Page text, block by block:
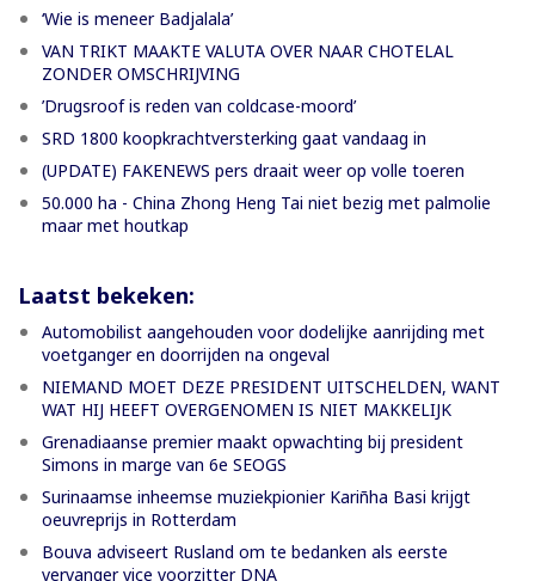
‘Wie is meneer Badjalala’
VAN TRIKT MAAKTE VALUTA OVER NAAR CHOTELAL
ZONDER OMSCHRIJVING
’Drugsroof is reden van coldcase-moord’
SRD 1800 koopkrachtversterking gaat vandaag in
(UPDATE) FAKENEWS pers draait weer op volle toeren
50.000 ha - China Zhong Heng Tai niet bezig met palmolie
maar met houtkap
Laatst bekeken:
Automobilist aangehouden voor dodelijke aanrijding met
voetganger en doorrijden na ongeval
NIEMAND MOET DEZE PRESIDENT UITSCHELDEN, WANT
WAT HIJ HEEFT OVERGENOMEN IS NIET MAKKELIJK
Grenadiaanse premier maakt opwachting bij president
Simons in marge van 6e SEOGS
Surinaamse inheemse muziekpionier Kariñha Basi krijgt
oeuvreprijs in Rotterdam
Bouva adviseert Rusland om te bedanken als eerste
vervanger vice voorzitter DNA